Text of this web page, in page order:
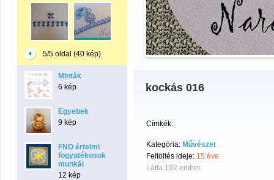
5/5 oldal (40 kép)
MInták
6 kép
Egyebek
9 kép
FNO értelmi
fogyatékosok
munkái
12 kép
kockás 016
Címkék:
Kategória: Művészet
Feltöltés ideje: 15 éve
Látta 192 ember.